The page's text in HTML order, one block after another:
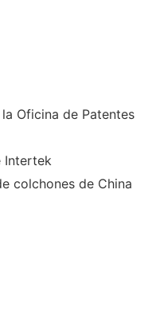
Oficina de Patentes
Intertek
colchones de China